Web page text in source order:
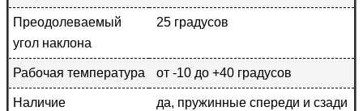
Преодолеваемый
угол наклона
25 градусов
Рабочая температура от -10 до +40 градусов
Наличие
да, пружинные спереди и сзади